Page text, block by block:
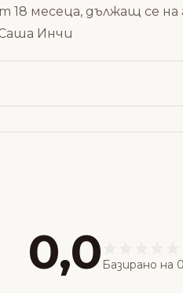
18 месеца, дължащ се
Инчи
0,0 Базирано на